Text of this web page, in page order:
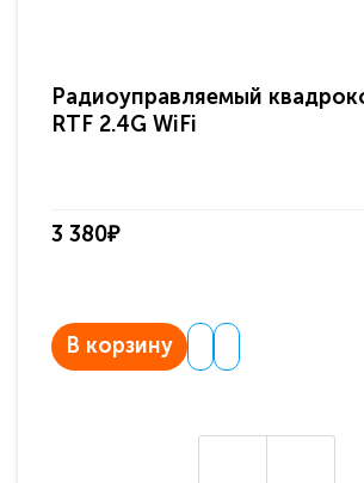
Радиоуправляемый
RTF 2.4G WiFi
3 380₽
В корзину